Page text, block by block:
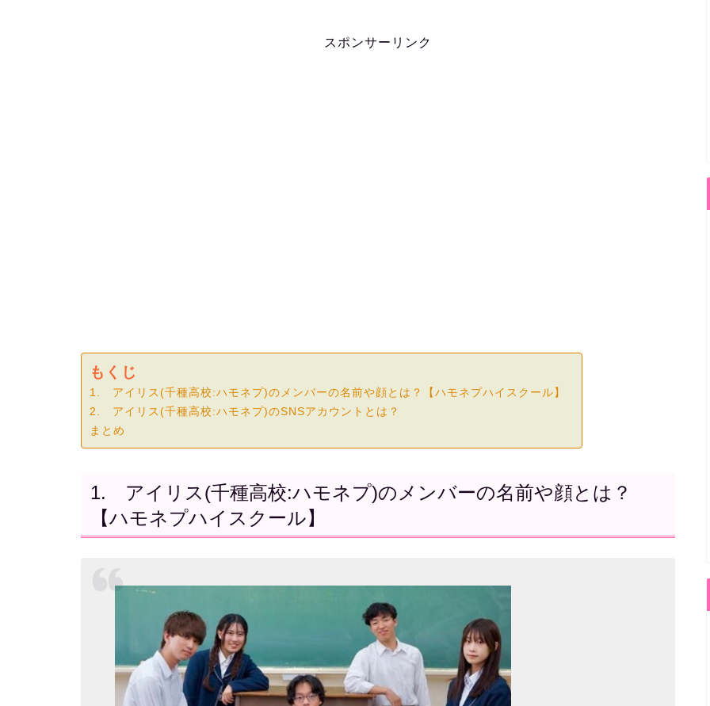
スポンサーリンク
もくじ
1. アイリス(千種高校:ハモネプ)のメンバーの名前や顔とは？【ハモネプハイスクール】
2. アイリス(千種高校:ハモネプ)のSNSアカウントとは？
まとめ
1. アイリス(千種高校:ハモネプ)のメンバーの名前や顔とは？
【ハモネプハイスクール】